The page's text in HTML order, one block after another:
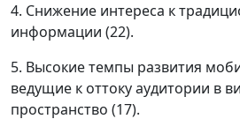
4. Снижение интереса к
информации (22).
5. Высокие темпы развития
ведущие к оттоку аудитории в
пространство (17).